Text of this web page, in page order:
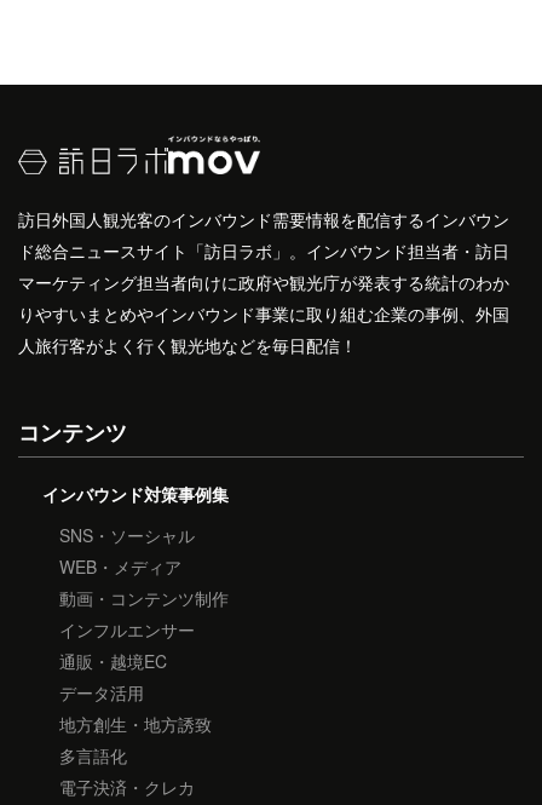
訪日外国人観光客のインバウンド需要情報を配信するインバウン
ド総合ニュースサイト「訪日ラボ」。インバウンド担当者・訪日
マーケティング担当者向けに政府や観光庁が発表する統計のわか
りやすいまとめやインバウンド事業に取り組む企業の事例、外国
人旅行客がよく行く観光地などを毎日配信！
コンテンツ
インバウンド対策事例集
SNS・ソーシャル
WEB・メディア
動画・コンテンツ制作
インフルエンサー
通販・越境EC
データ活用
地方創生・地方誘致
多言語化
電子決済・クレカ